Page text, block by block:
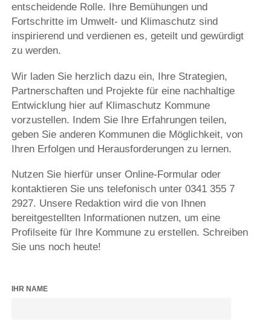
entscheidende Rolle. Ihre Bemühungen und
Fortschritte im Umwelt- und Klimaschutz sind
inspirierend und verdienen es, geteilt und gewürdigt
zu werden.
Wir laden Sie herzlich dazu ein, Ihre Strategien,
Partnerschaften und Projekte für eine nachhaltige
Entwicklung hier auf Klimaschutz Kommune
vorzustellen. Indem Sie Ihre Erfahrungen teilen,
geben Sie anderen Kommunen die Möglichkeit, von
Ihren Erfolgen und Herausforderungen zu lernen.
Nutzen Sie hierfür unser Online-Formular oder
kontaktieren Sie uns telefonisch unter 0341 355 7
2927. Unsere Redaktion wird die von Ihnen
bereitgestellten Informationen nutzen, um eine
Profilseite für Ihre Kommune zu erstellen. Schreiben
Sie uns noch heute!
IHR NAME